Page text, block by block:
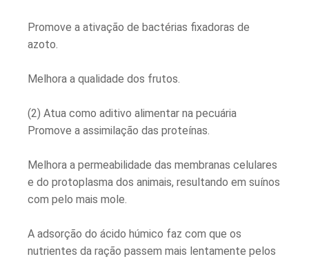
Promove a ativação de bactérias fixadoras de
azoto.
Melhora a qualidade dos frutos.
(2) Atua como aditivo alimentar na pecuária
Promove a assimilação das proteínas.
Melhora a permeabilidade das membranas celulares
e do protoplasma dos animais, resultando em suínos
com pelo mais mole.
A adsorção do ácido húmico faz com que os
nutrientes da ração passem mais lentamente pelos